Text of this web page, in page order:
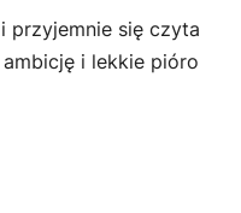
przyjemnie się czyta
i lekkie pióro